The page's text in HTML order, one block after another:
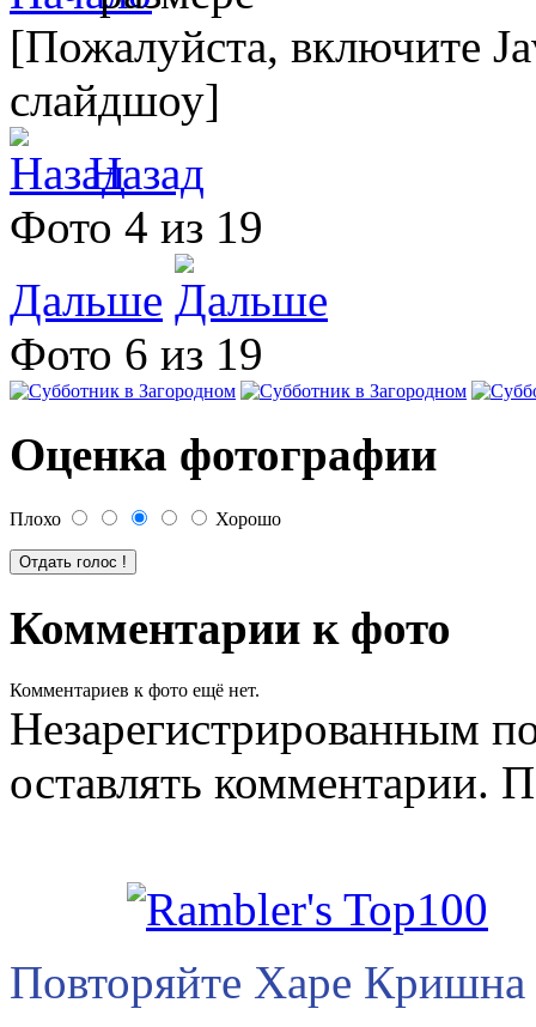
[Пожалуйста, включите
слайдшоу]
Назад
Фото 4 из 19
Дальше
Фото 6 из 19
Оценка фотографии
Плохо Хорошо
Комментарии к фото
Комментариев к фото ещё нет.
Незарегистрированным
оставлять комментарии.
Повторяйте Харе Кришна